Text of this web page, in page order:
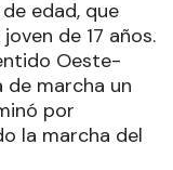
edad, que
de 17 años.
Oeste-
de marcha un
por
la marcha del